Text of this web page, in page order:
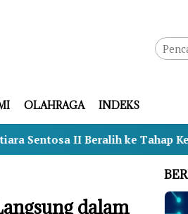
OLAHRAGA INDEKS
ke Tahap Kesiapsiagaan,
dalam